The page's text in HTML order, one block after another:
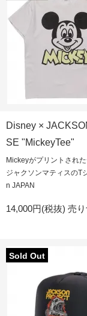
Disney ×
SE "MickeyTee"
Mickeyがプリントされ
ジャクソンマティスのT
n JAPAN
14,000円(税抜) 売
Sold Out